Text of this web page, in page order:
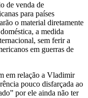
de venda de
para países
o material diretamente
a medida
sem ferir a
em guerras de
em relação a Vladimir
pouco disfarçada ao
por ele ainda não ter